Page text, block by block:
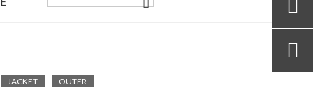
JACKET OUTER

